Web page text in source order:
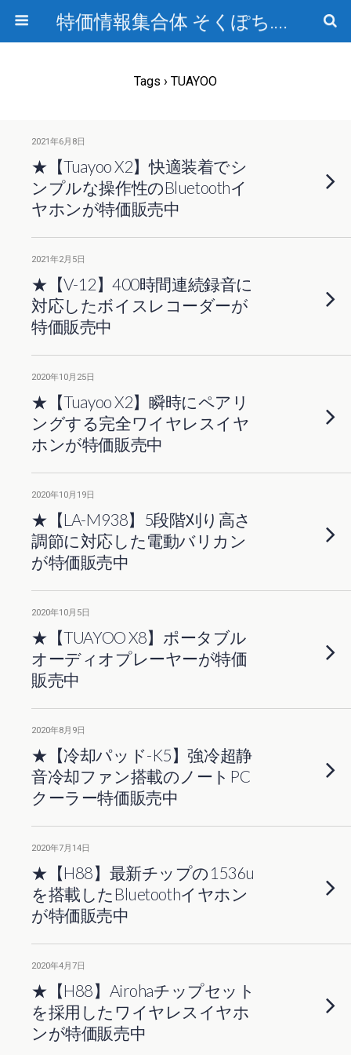
特価情報集合体 そくぽち.com
Tags › TUAYOO
2021年6月8日
★【Tuayoo X2】快適装着でシ
ンプルな操作性のBluetoothイ
ヤホンが特価販売中
2021年2月5日
★【V-12】400時間連続録音に
対応したボイスレコーダーが
特価販売中
2020年10月25日
★【Tuayoo X2】瞬時にペアリ
ングする完全ワイヤレスイヤ
ホンが特価販売中
2020年10月19日
★【LA-M938】5段階刈り高さ
調節に対応した電動バリカン
が特価販売中
2020年10月5日
★【TUAYOO X8】ポータブル
オーディオプレーヤーが特価
販売中
2020年8月9日
★【冷却パッド-K5】強冷超静
音冷却ファン搭載のノートPC
クーラー特価販売中
2020年7月14日
★【H88】最新チップの1536u
を搭載したBluetoothイヤホン
が特価販売中
2020年4月7日
★【H88】Airohaチップセット
を採用したワイヤレスイヤホ
ンが特価販売中